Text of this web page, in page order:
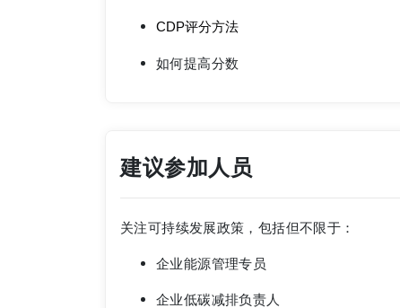
CDP评分方法
如何提高分数
建议参加人员
关注可持续发展政策，包括但不限于：
企业能源管理专员
企业低碳减排负责人